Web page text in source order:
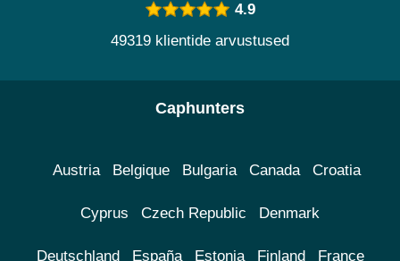
4.9
49319 klientide arvustused
Caphunters
Austria Belgique Bulgaria Canada Croatia
Cyprus Czech Republic Denmark
Deutschland España Estonia Finland France